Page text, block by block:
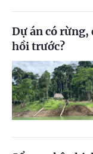
Dự án có
hồi trước?